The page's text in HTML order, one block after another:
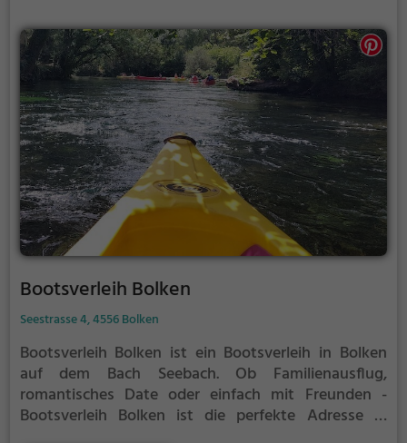
Bootsverleih Bolken
Seestrasse 4, 4556 Bolken
Bootsverleih Bolken ist ein Bootsverleih in Bolken
auf dem Bach Seebach. Ob Familienausflug,
romantisches Date oder einfach mit Freunden -
Bootsverleih Bolken ist die perfekte Adresse in